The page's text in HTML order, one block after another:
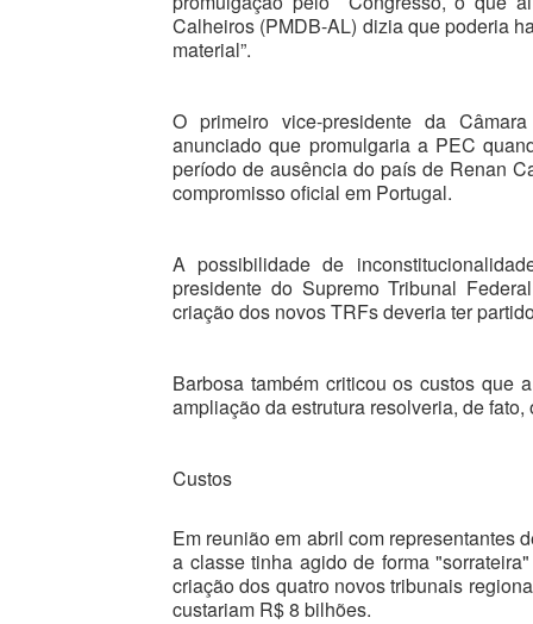
Calheiros (PMDB-AL) dizia que poderia
material”.
O primeiro vice-presidente da
anunciado que promulgaria a PEC
período de ausência do país de Renan
compromisso oficial em Portugal.
A possibilidade de
presidente do Supremo Tribunal
criação dos novos TRFs deveria ter
Barbosa também criticou os custos que
ampliação da estrutura resolveria, de
Custos
Em reunião em abril com representantes
a classe tinha agido de forma
criação dos quatro novos tribunais
custariam R$ 8 bilhões.